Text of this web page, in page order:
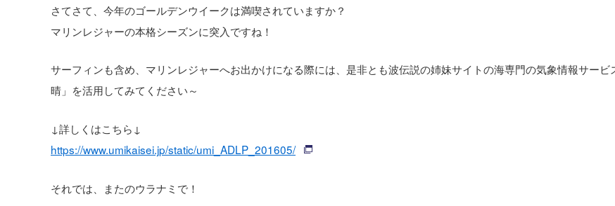
さてさて、今年のゴールデンウイークは満喫されていますか？
マリンレジャーの本格シーズンに突入ですね！
サーフィンも含め、マリンレジャーへお出かけになる際には、是非とも波伝説の姉妹サイトの海専門の気象情報サービ
晴」を活用してみてください～
↓詳しくはこちら↓
https://www.umikaisei.jp/static/umi_ADLP_201605/
それでは、またのウラナミで！